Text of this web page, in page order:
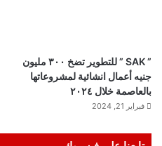
” SAK ” للتطوير تضخ ٣٠٠ مليون
جنيه أعمال انشائية لمشروعاتها
بالعاصمة خلال ٢٠٢٤
فبراير 21, 2024